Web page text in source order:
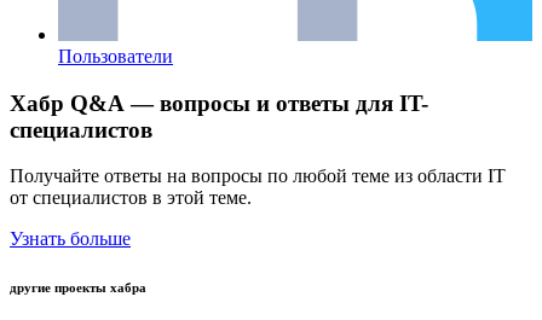
Пользователи
Хабр Q&A — вопросы и ответы для IT-
специалистов
Получайте ответы на вопросы по любой теме из области IT
от специалистов в этой теме.
Узнать больше
другие проекты хабра